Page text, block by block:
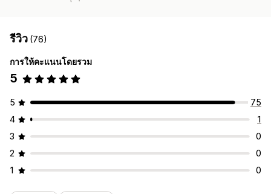
รีวิว (76)
การให้คะแนนโดยรวม
5
5
75
4
1
3
0
2
0
1
0